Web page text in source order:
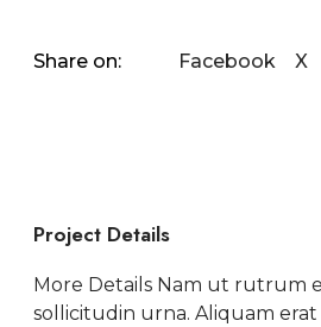
Share on: Facebook X
Project Details
More Details Nam ut rutrum
sollicitudin urna. Aliquam